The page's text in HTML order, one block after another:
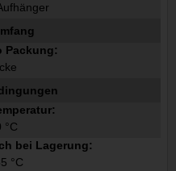
Packung:
°C
bei Lagerung:
°C